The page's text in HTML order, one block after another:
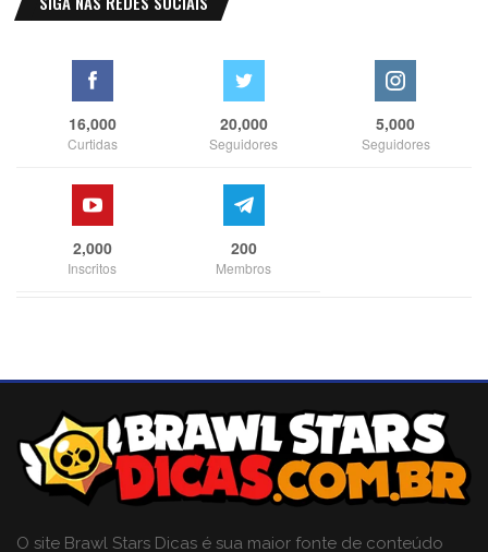
16,000
Curtidas
20,000
Seguidores
5,000
Seguidores
2,000
Inscritos
200
Membros
O site Brawl Stars Dicas é sua maior fonte de conteúdo